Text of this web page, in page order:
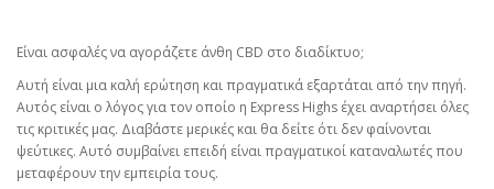
Είναι ασφαλές να αγοράζετε άνθη CBD στο διαδίκτυο;
Αυτή είναι μια καλή ερώτηση και πραγματικά εξαρτάται από την πηγή.
Αυτός είναι ο λόγος για τον οποίο η Express Highs έχει αναρτήσει όλες
τις κριτικές μας. Διαβάστε μερικές και θα δείτε ότι δεν φαίνονται
ψεύτικες. Αυτό συμβαίνει επειδή είναι πραγματικοί καταναλωτές που
μεταφέρουν την εμπειρία τους.